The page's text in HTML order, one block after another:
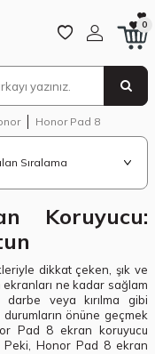
0
Honor Pad 8
Koruyucu:
dikkat çeken, şık ve
ne kadar sağlam
darbe veya kırılma gibi
önüne geçmek
Pad 8 ekran koruyucu
Peki, Honor Pad 8 ekran